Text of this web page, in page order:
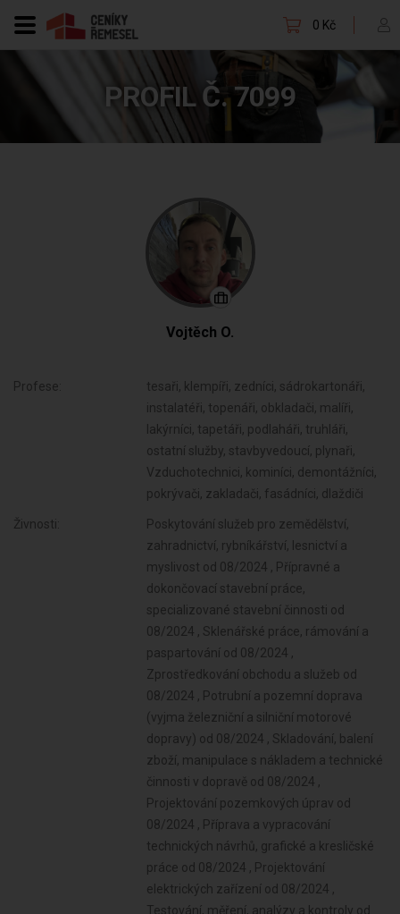
0 Kč
PROFIL Č. 7099
Vojtěch O.
Profese:
tesaři, klempíři, zedníci, sádrokartonáři,
instalatéři, topenáři, obkladači, malíři,
lakýrníci, tapetáři, podlaháři, truhláři,
ostatní služby, stavbyvedoucí, plynaři,
Vzduchotechnici, kominíci, demontážníci,
pokrývači, zakladači, fasádníci, dlaždiči
Živnosti:
Poskytování služeb pro zemědělství,
zahradnictví, rybníkářství, lesnictví a
myslivost od 08/2024 , Přípravné a
dokončovací stavební práce,
specializované stavební činnosti od
08/2024 , Sklenářské práce, rámování a
paspartování od 08/2024 ,
Zprostředkování obchodu a služeb od
08/2024 , Potrubní a pozemní doprava
(vyjma železniční a silniční motorové
dopravy) od 08/2024 , Skladování, balení
zboží, manipulace s nákladem a technické
činnosti v dopravě od 08/2024 ,
Projektování pozemkových úprav od
08/2024 , Příprava a vypracování
technických návrhů, grafické a kresličské
práce od 08/2024 , Projektování
elektrických zařízení od 08/2024 ,
Testování, měření, analýzy a kontroly od